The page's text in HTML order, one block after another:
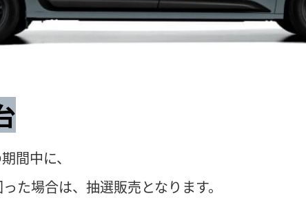
間中に、
た場合は、抽選販売となります。